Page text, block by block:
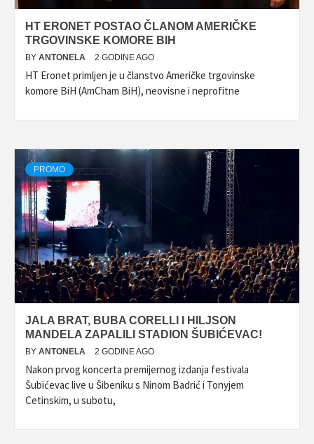
HT ERONET POSTAO ČLANOM AMERIČKE
TRGOVINSKE KOMORE BIH
BY ANTONELA 2 GODINE AGO
HT Eronet primljen je u članstvo Američke trgovinske
komore BiH (AmCham BiH), neovisne i neprofitne
PROMO
JALA BRAT, BUBA CORELLI I HILJSON
MANDELA ZAPALILI STADION ŠUBIĆEVAC!
BY ANTONELA 2 GODINE AGO
Nakon prvog koncerta premijernog izdanja festivala
Šubićevac live u Šibeniku s Ninom Badrić i Tonyjem
Cetinskim, u subotu,